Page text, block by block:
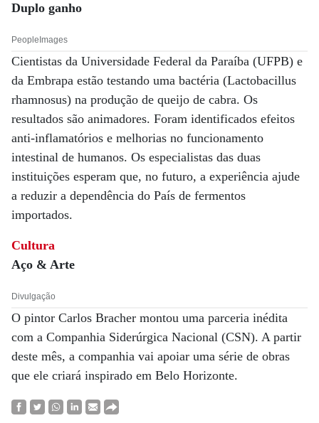
Duplo ganho
PeopleImages
Cientistas da Universidade Federal da Paraíba (UFPB) e
da Embrapa estão testando uma bactéria (Lactobacillus
rhamnosus) na produção de queijo de cabra. Os
resultados são animadores. Foram identificados efeitos
anti-inflamatórios e melhorias no funcionamento
intestinal de humanos. Os especialistas das duas
instituições esperam que, no futuro, a experiência ajude
a reduzir a dependência do País de fermentos
importados.
Cultura
Aço & Arte
Divulgação
O pintor Carlos Bracher montou uma parceria inédita
com a Companhia Siderúrgica Nacional (CSN). A partir
deste mês, a companhia vai apoiar uma série de obras
que ele criará inspirado em Belo Horizonte.